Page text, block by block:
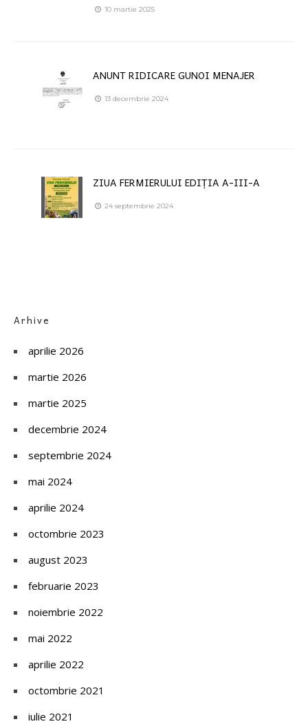
10 martie 2025
ANUNT RIDICARE GUNOI MENAJER
13 decembrie 2024
ZIUA FERMIERULUI EDIȚIA A-III-A
24 septembrie 2024
Arhive
aprilie 2026
martie 2026
martie 2025
decembrie 2024
septembrie 2024
mai 2024
aprilie 2024
octombrie 2023
august 2023
februarie 2023
noiembrie 2022
mai 2022
aprilie 2022
octombrie 2021
iulie 2021